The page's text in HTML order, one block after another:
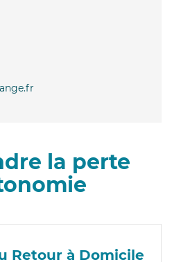
la perte
Retour à Domicile